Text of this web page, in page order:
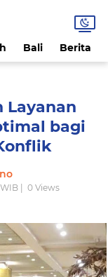
Bali Berita
Layanan
bagi
| 0 Views